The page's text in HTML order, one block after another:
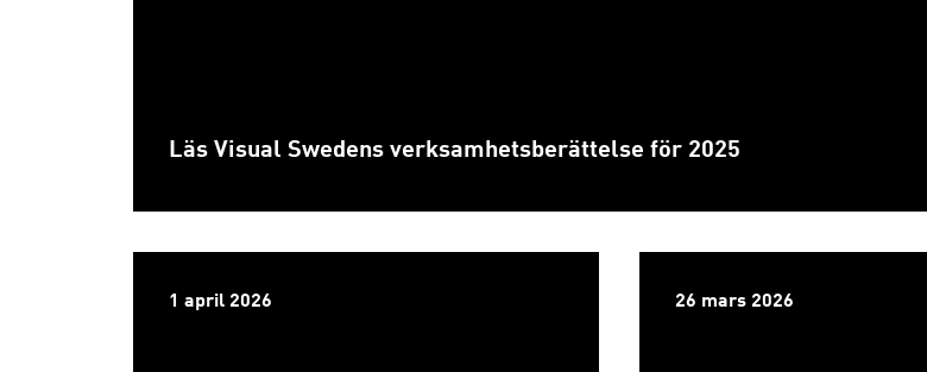
Läs Visual Swedens verksamhetsberättelse för 2025
1 april 2026 26 mars 2026